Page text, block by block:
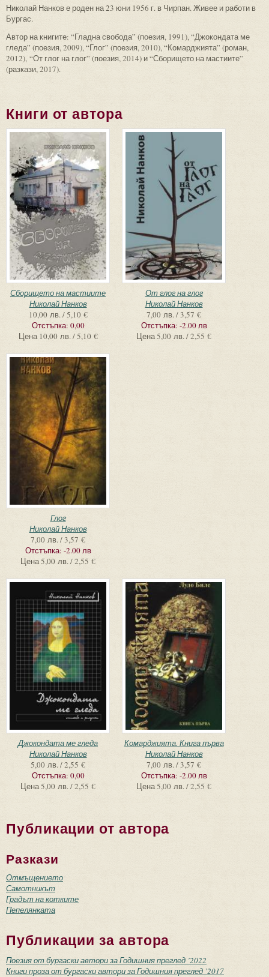
Николай Нанков е роден на 23 юни 1956 г. в Чирпан. Живее и работи в
Бургас.
Автор на книгите: “Гладна свобода” (поезия, 1991), “Джокондата ме
гледа” (поезия, 2009), “Глог” (поезия, 2010), “Комарджията” (роман,
2012), “От глог на глог” (поезия, 2014) и “Сборището на мастиите”
(разкази, 2017).
Книги от автора
Сборището на мастиите
Николай Нанков
10,00 лв. / 5,10 €
Отстъпка: 0,00
Цена 10,00 лв. / 5,10 €
От глог на глог
Николай Нанков
7,00 лв. / 3,57 €
Отстъпка: -2.00 лв
Цена5,00 лв. / 2,55 €
Глог
Николай Нанков
7,00 лв. / 3,57 €
Отстъпка: -2.00 лв
Цена5,00 лв. / 2,55 €
Джокондата ме гледа
Николай Нанков
5,00 лв. / 2,55 €
Отстъпка: 0,00
Цена5,00 лв. / 2,55 €
Комарджията. Книга първа
Николай Нанков
7,00 лв. / 3,57 €
Отстъпка: -2.00 лв
Цена5,00 лв. / 2,55 €
Публикации от автора
Разкази
Отмъщението
Самотникът
Градът на котките
Пепелянката
Публикации за автора
Поезия от бургаски автори за Годишния преглед ’2022
Книги проза от бургаски автори за Годишния преглед ’2017